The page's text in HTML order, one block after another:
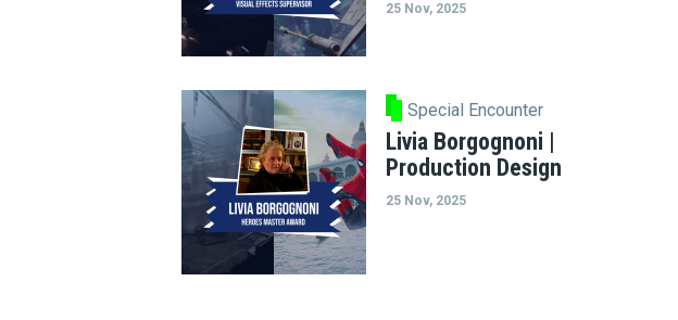
25 Nov, 2025
Special Encounter
Livia Borgognoni |
Production Design
25 Nov, 2025